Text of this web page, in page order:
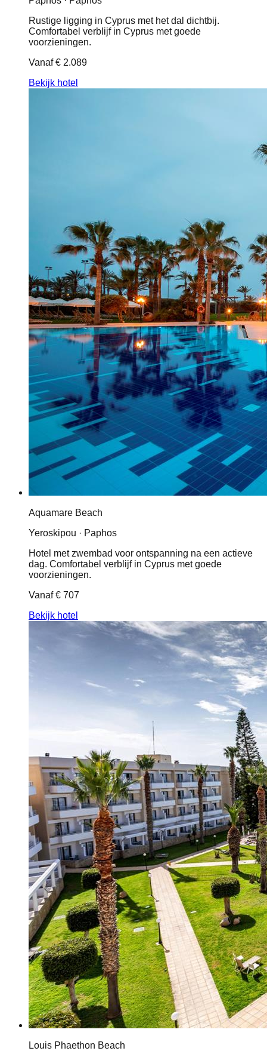
Rustige ligging in Cyprus met het dal dichtbij.
Comfortabel verblijf in Cyprus met goede
voorzieningen.
Vanaf€ 2.089
Bekijk hotel
Aquamare Beach
Yeroskipou · Paphos
Hotel met zwembad voor ontspanning na een actieve
dag. Comfortabel verblijf in Cyprus met goede
voorzieningen.
Vanaf€ 707
Bekijk hotel
Louis Phaethon Beach